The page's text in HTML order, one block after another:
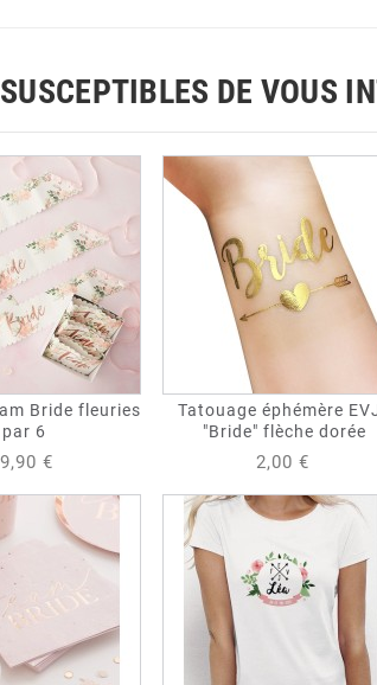
DE VOUS
Bride fleuries
par 6
€
Tatouage éphémère
"Bride" flèche dorée
2,00 €